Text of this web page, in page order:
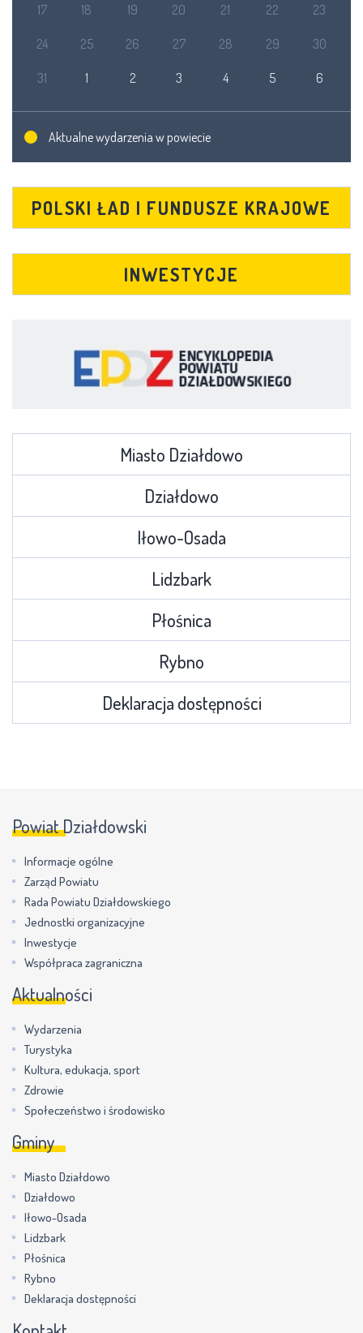
17 18 19 20 21 22 23
24 25 26 27 28 29 30
31 1 2 3 4 5 6
Aktualne wydarzenia w powiecie
POLSKI ŁAD I FUNDUSZE KRAJOWE
INWESTYCJE
Miasto Działdowo
Działdowo
Iłowo-Osada
Lidzbark
Płośnica
Rybno
Deklaracja dostępności
Powiat Działdowski
Informacje ogólne
Zarząd Powiatu
Rada Powiatu Działdowskiego
Jednostki organizacyjne
Inwestycje
Współpraca zagraniczna
Aktualności
Wydarzenia
Turystyka
Kultura, edukacja, sport
Zdrowie
Społeczeństwo i środowisko
Gminy
Miasto Działdowo
Działdowo
Iłowo-Osada
Lidzbark
Płośnica
Rybno
Deklaracja dostępności